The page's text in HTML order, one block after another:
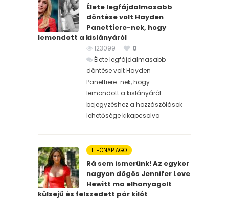
Élete legfájdalmasabb
döntése volt Hayden
Panettiere-nek, hogy
lemondott a kislányáról
123099
0
Élete legfájdalmasabb
döntése volt Hayden
Panettiere-nek, hogy
lemondott a kislányáról
bejegyzéshez a hozzászólások
lehetősége kikapcsolva
11 HÓNAP AGO
Rá sem ismerünk! Az egykor
nagyon dögös Jennifer Love
Hewitt ma elhanyagolt
külsejű és felszedett pár kilót